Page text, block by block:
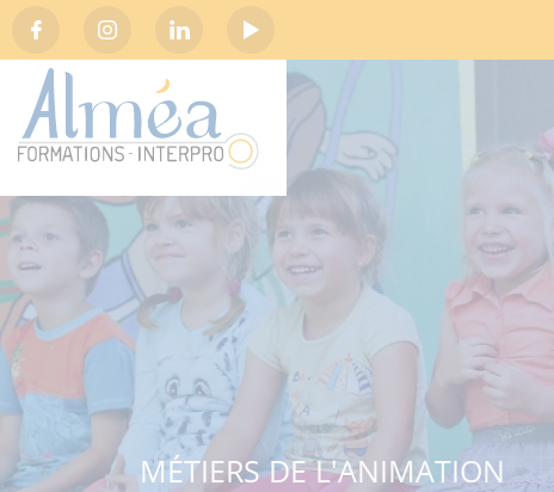
Social
MÉTIERS DE L'ANIMATION